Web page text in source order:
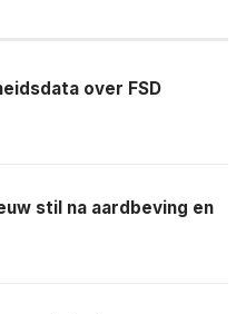
over FSD
stil na aardbeving en